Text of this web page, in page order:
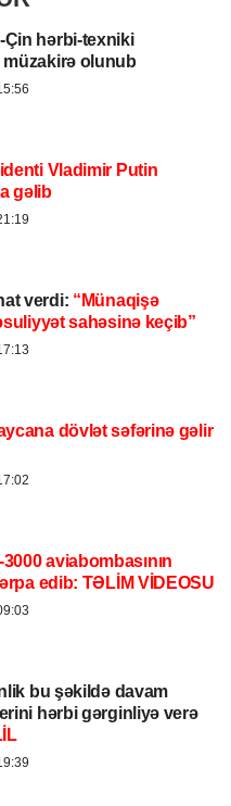
Çin hərbi-texniki
müzakirə olunub
Vladimir Putin
gəlib
verdi: “Münaqişə
sahəsinə keçib”
dövlət səfərinə gəlir
aviabombasının
edib: TƏLİM VİDEOSU
bu şəkildə davam
hərbi gərginliyə verə